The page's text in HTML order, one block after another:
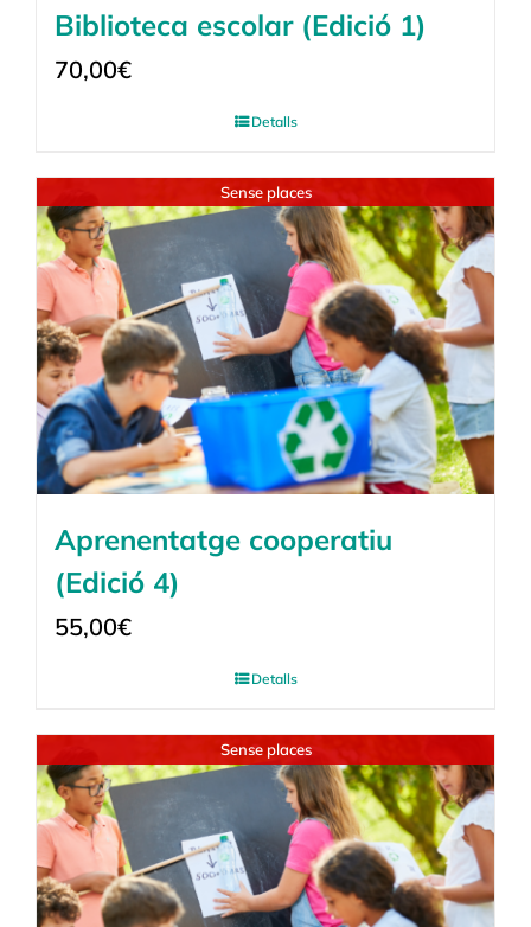
Biblioteca escolar (Edició 1)
70,00€
Detalls
Sense places
Aprenentatge cooperatiu
(Edició 4)
55,00€
Detalls
Sense places